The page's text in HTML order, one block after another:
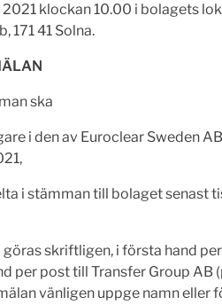
klockan 10.00 i bolagets
171 41 Solna.
ska
i den av Euroclear Sweden
i stämman till bolaget senast
skriftligen, i första hand
per post till Transfer Group AB
vänligen uppge namn eller